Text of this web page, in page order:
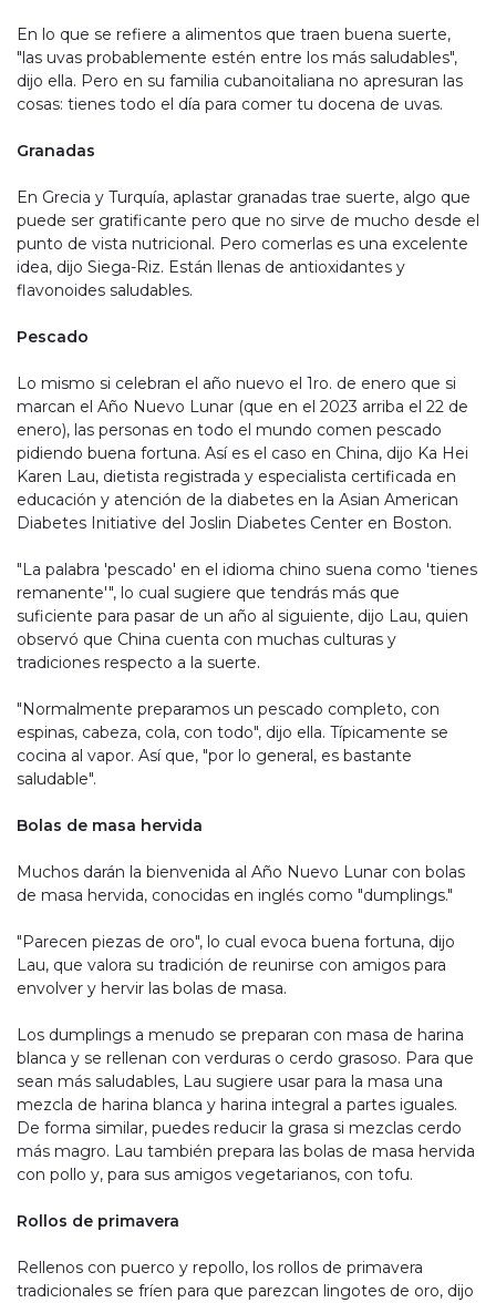
En lo que se refiere a alimentos que traen buena suerte,
"las uvas probablemente estén entre los más saludables",
dijo ella. Pero en su familia cubanoitaliana no apresuran las
cosas: tienes todo el día para comer tu docena de uvas.
Granadas
En Grecia y Turquía, aplastar granadas trae suerte, algo que
puede ser gratificante pero que no sirve de mucho desde el
punto de vista nutricional. Pero comerlas es una excelente
idea, dijo Siega-Riz. Están llenas de antioxidantes y
flavonoides saludables.
Pescado
Lo mismo si celebran el año nuevo el 1ro. de enero que si
marcan el Año Nuevo Lunar (que en el 2023 arriba el 22 de
enero), las personas en todo el mundo comen pescado
pidiendo buena fortuna. Así es el caso en China, dijo Ka Hei
Karen Lau, dietista registrada y especialista certificada en
educación y atención de la diabetes en la Asian American
Diabetes Initiative del Joslin Diabetes Center en Boston.
"La palabra 'pescado' en el idioma chino suena como 'tienes
remanente'", lo cual sugiere que tendrás más que
suficiente para pasar de un año al siguiente, dijo Lau, quien
observó que China cuenta con muchas culturas y
tradiciones respecto a la suerte.
"Normalmente preparamos un pescado completo, con
espinas, cabeza, cola, con todo", dijo ella. Típicamente se
cocina al vapor. Así que, "por lo general, es bastante
saludable".
Bolas de masa hervida
Muchos darán la bienvenida al Año Nuevo Lunar con bolas
de masa hervida, conocidas en inglés como "dumplings."
"Parecen piezas de oro", lo cual evoca buena fortuna, dijo
Lau, que valora su tradición de reunirse con amigos para
envolver y hervir las bolas de masa.
Los dumplings a menudo se preparan con masa de harina
blanca y se rellenan con verduras o cerdo grasoso. Para que
sean más saludables, Lau sugiere usar para la masa una
mezcla de harina blanca y harina integral a partes iguales.
De forma similar, puedes reducir la grasa si mezclas cerdo
más magro. Lau también prepara las bolas de masa hervida
con pollo y, para sus amigos vegetarianos, con tofu.
Rollos de primavera
Rellenos con puerco y repollo, los rollos de primavera
tradicionales se fríen para que parezcan lingotes de oro, dijo